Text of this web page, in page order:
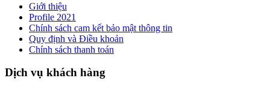
Giới thiệu
Profile 2021
Chính sách cam kết bảo mật thông tin
Quy định và Điều khoản
Chính sách thanh toán
Dịch vụ khách hàng